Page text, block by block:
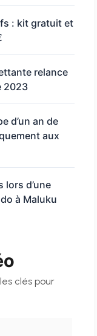
: kit gratuit et
relance
2023
d’un an de
aux
d’une
à Maluku
clés pour